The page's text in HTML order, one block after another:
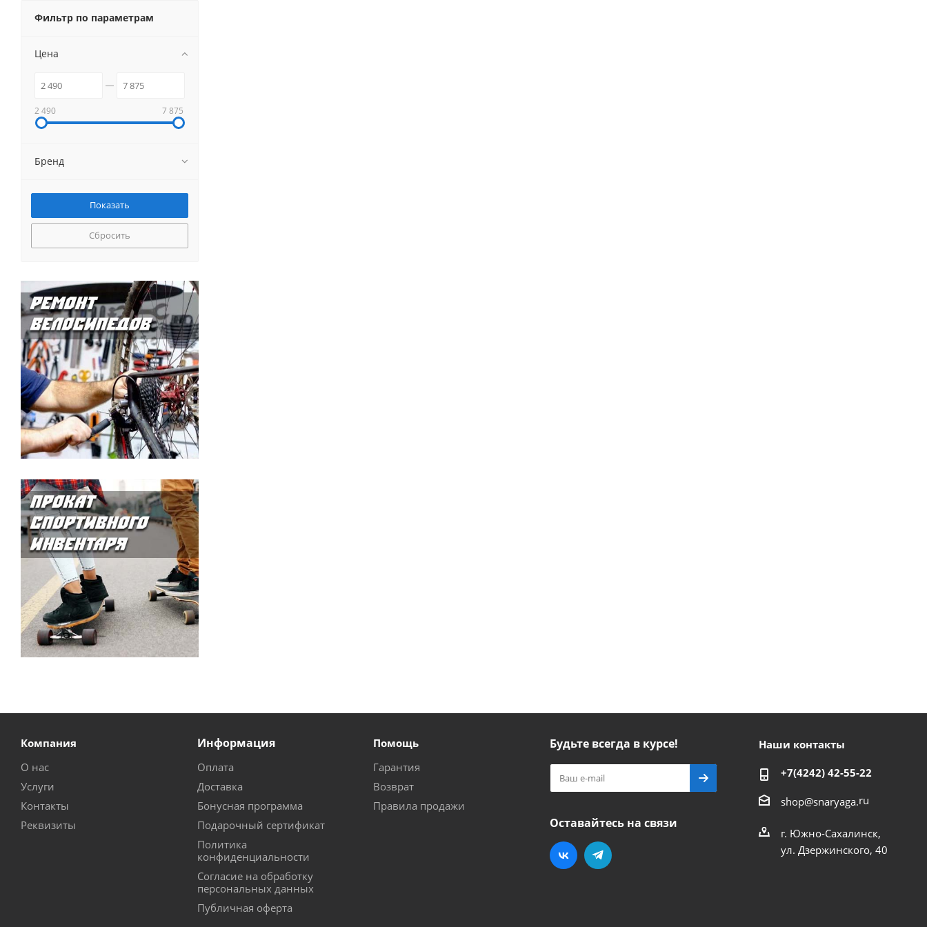
Фильтр по параметрам
Цена
2 490 7 875
Бренд
Сбросить
Компания
О нас
Услуги
Контакты
Реквизиты
Информация
Оплата
Доставка
Бонусная программа
Подарочный сертификат
Политика
конфиденциальности
Согласие на обработку
персональных данных
Публичная оферта
Помощь
Гарантия
Возврат
Правила продажи
Будьте всегда в курсе!
Оставайтесь на связи
Наши контакты
+7(4242) 42-55-22
shop@snaryaga.ru
г. Южно-Сахалинск,
ул. Дзержинского, 40